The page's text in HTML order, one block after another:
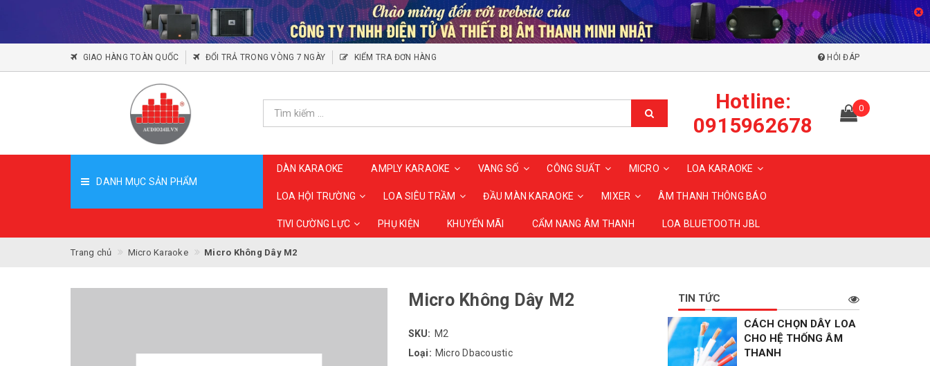
GIAO HÀNG TOÀN QUỐC ĐỔI TRẢ TRONG VÒNG 7 NGÀY KIỂM TRA ĐƠN HÀNG HỎI ĐÁP
Hotline:
0915962678
0
DANH MỤC SẢN PHẨM
DÀN KARAOKE AMPLY KARAOKE VANG SỐ CÔNG SUẤT MICRO LOA KARAOKE
LOA HỘI TRƯỜNG LOA SIÊU TRẦM ĐẦU MÀN KARAOKE MIXER ÂM THANH THÔNG BÁO
TIVI CƯỜNG LỰC PHỤ KIỆN KHUYẾN MÃI CẨM NANG ÂM THANH LOA BLUETOOTH JBL
Trang chủ Micro Karaoke Micro Không Dây M2
Micro Không Dây M2
SKU: M2
Loại: Micro Dbacoustic
TIN TỨC
CÁCH CHỌN DÂY LOA
CHO HỆ THỐNG ÂM
THANH